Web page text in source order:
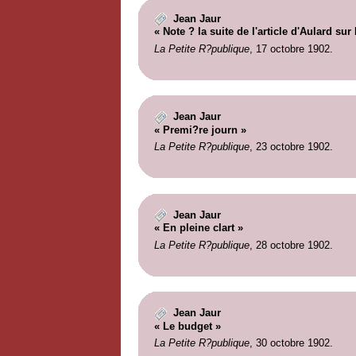
Jean Jaur
« Note ? la suite de l'article d'Aulard
La Petite R?publique, 17 octobre 1902.
Jean Jaur
« Premi?re journ »
La Petite R?publique, 23 octobre 1902.
Jean Jaur
« En pleine clart »
La Petite R?publique, 28 octobre 1902.
Jean Jaur
« Le budget »
La Petite R?publique, 30 octobre 1902.